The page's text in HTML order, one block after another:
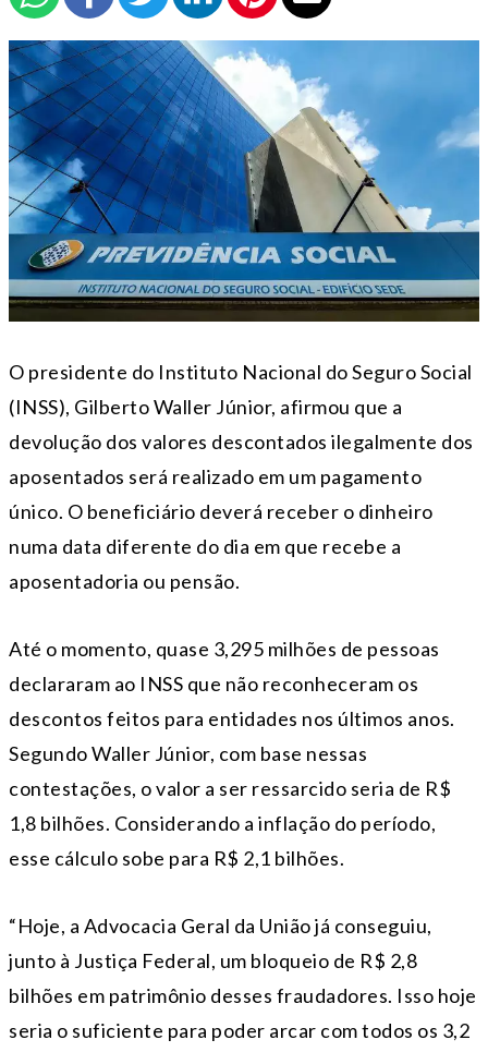
O presidente do Instituto Nacional do Seguro Social
(INSS), Gilberto Waller Júnior, afirmou que a
devolução dos valores descontados ilegalmente dos
aposentados será realizado em um pagamento
único. O beneficiário deverá receber o dinheiro
numa data diferente do dia em que recebe a
aposentadoria ou pensão.
Até o momento, quase 3,295 milhões de pessoas
declararam ao INSS que não reconheceram os
descontos feitos para entidades nos últimos anos.
Segundo Waller Júnior, com base nessas
contestações, o valor a ser ressarcido seria de R$
1,8 bilhões. Considerando a inflação do período,
esse cálculo sobe para R$ 2,1 bilhões.
“Hoje, a Advocacia Geral da União já conseguiu,
junto à Justiça Federal, um bloqueio de R$ 2,8
bilhões em patrimônio desses fraudadores. Isso hoje
seria o suficiente para poder arcar com todos os 3,2